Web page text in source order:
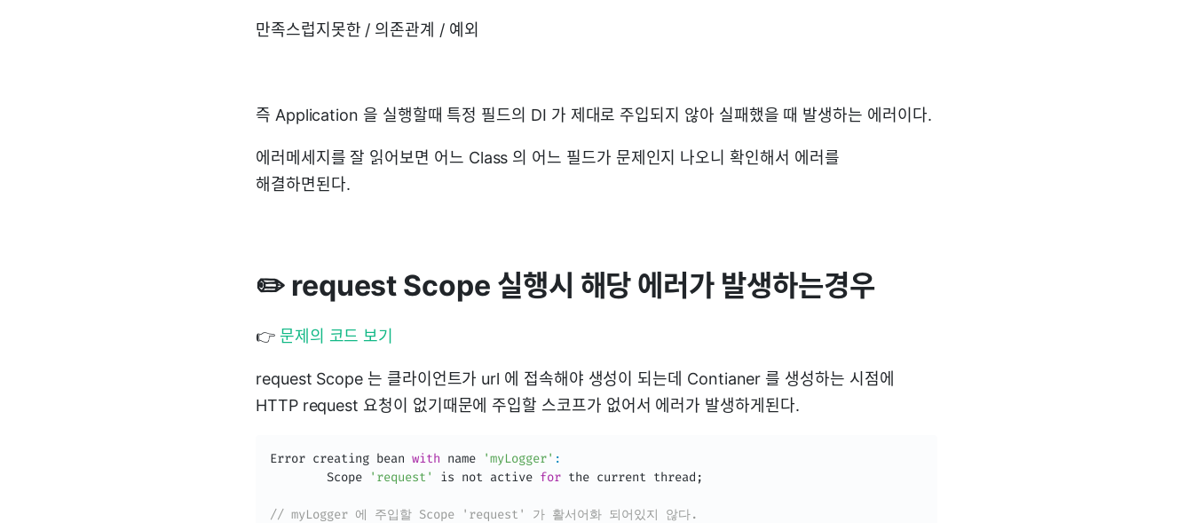
만족스럽지못한 / 의존관계 / 예외
즉 Application 을 실행할때 특정 필드의 DI 가 제대로 주입되지 않아 실패했을 때 발생하는 에러이다.
에러메세지를 잘 읽어보면 어느 Class 의 어느 필드가 문제인지 나오니 확인해서 에러를
해결하면된다.
✏️ request Scope 실행시 해당 에러가 발생하는경우
👉 문제의 코드 보기
request Scope 는 클라이언트가 url 에 접속해야 생성이 되는데 Contianer 를 생성하는 시점에
HTTP request 요청이 없기때문에 주입할 스코프가 없어서 에러가 발생하게된다.
Error creating bean with name 'myLogger' :
Scope
'request' is not active for the current thread ;
// myLogger 에 주입할 Scope 'request' 가 활서어화 되어있지 않다.